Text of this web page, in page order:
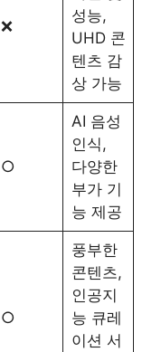
❌
성능,
UHD 콘
텐츠 감
상 가능
○
AI 음성
인식,
다양한
부가 기
능 제공
○
풍부한
콘텐츠,
인공지
능 큐레
이션 서